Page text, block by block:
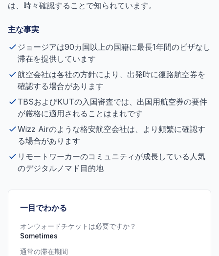
は、時々確認することで知られています。
主な事実
ジョージアは90カ国以上の国籍に最長1年間のビザなし
滞在を提供しています
航空会社は各社の方針により、出発時に復路航空券を
確認する場合があります
TBSおよびKUTの入国審査では、出国用航空券の要件
が厳格に適用されることはまれです
Wizz Airのような格安航空会社は、より頻繁に確認す
る場合があります
リモートワーカーのコミュニティが成長している人気
のデジタルノマド目的地
一目でわかる
オンウォードチケットは必要ですか？
Sometimes
通常の滞在期間